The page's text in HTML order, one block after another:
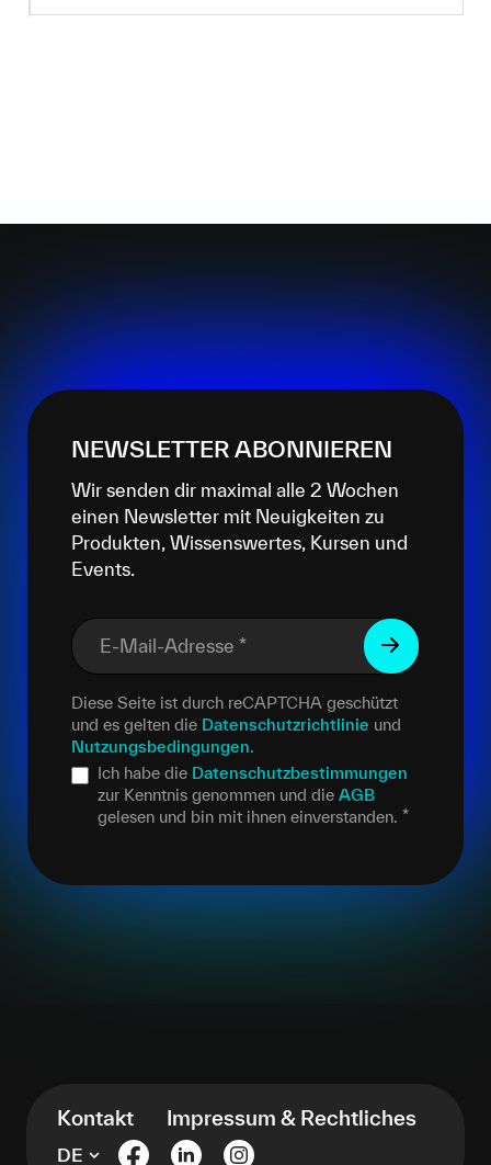
NEWSLETTER ABONNIEREN
Wir senden dir maximal alle 2 Wochen
einen Newsletter mit Neuigkeiten zu
Produkten, Wissenswertes, Kursen und
Events.
E-Mail-Adresse *
Diese Seite ist durch reCAPTCHA geschützt
und es gelten die Datenschutzrichtlinie und
Nutzungsbedingungen.
Ich habe die Datenschutzbestimmungen
zur Kenntnis genommen und die AGB
gelesen und bin mit ihnen einverstanden. *
Kontakt Impressum & Rechtliches
DE